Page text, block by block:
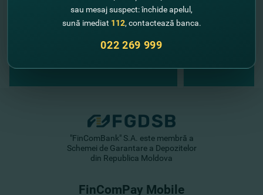
"FinComBank" S.A. este membră a
Schemei de Garantare a Depozitelor
din Republica Moldova
FinComPay Mobile
sau mesaj suspect: închide apelul,
sună imediat 112, contactează banca.
022 269 999